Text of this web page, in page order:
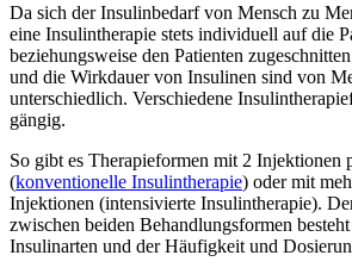
Da sich der Insulinbedarf von Mensch zu
eine Insulintherapie stets individuell auf die
beziehungsweise den Patienten
und die Wirkdauer von Insulinen sind von
unterschiedlich. Verschiedene
gängig.
So gibt es Therapieformen mit 2 Injektionen
(konventionelle Insulintherapie) oder mit
Injektionen (intensivierte Insulintherapie).
zwischen beiden Behandlungsformen
Insulinarten und der Häufigkeit und